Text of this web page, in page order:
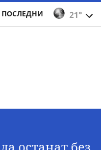
21°
ПОСЛЕДНИ